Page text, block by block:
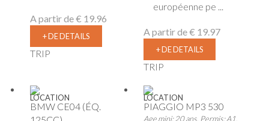
A partir de€ 19.96
+ DE DETAILS
TRIP
européenne pe ...
A partir de€ 19.97
+ DE DETAILS
TRIP
LOCATION
BMW CE04 (ÉQ.
LOCATION
PIAGGIO MP3 530
Age mini: 20 ans, Permis: A1,